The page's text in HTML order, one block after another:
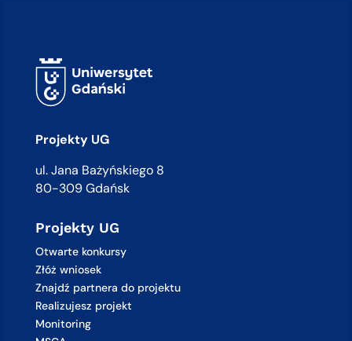
Projekty UG
ul. Jana Bażyńskiego 8
80-309 Gdańsk
Projekty UG
Otwarte konkursy
Złóż wniosek
Znajdź partnera do projektu
Realizujesz projekt
Monitoring